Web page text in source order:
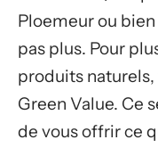
Ploemeur ou bien
pas plus. Pour
produits
Green Value. Ce
de vous offrir ce